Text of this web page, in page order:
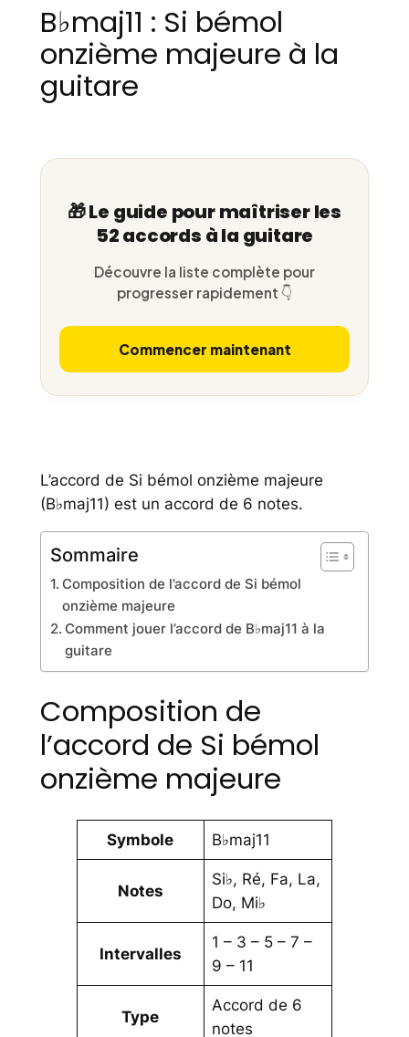
B♭maj11 : Si bémol
onzième majeure à la
guitare
🎁 Le guide pour maîtriser les
52 accords à la guitare
Découvre la liste complète pour
progresser rapidement 👇
Commencer maintenant
L’accord de Si bémol onzième majeure
(B♭maj11) est un accord de 6 notes.
Sommaire
Composition de l’accord de Si bémol
onzième majeure
Comment jouer l’accord de B♭maj11 à la
guitare
Composition de
l’accord de Si bémol
onzième majeure
Symbole B♭maj11
Notes
Si♭, Ré, Fa, La,
Do, Mi♭
Intervalles
1 – 3 – 5 – 7 –
9 – 11
Type
Accord de 6
notes